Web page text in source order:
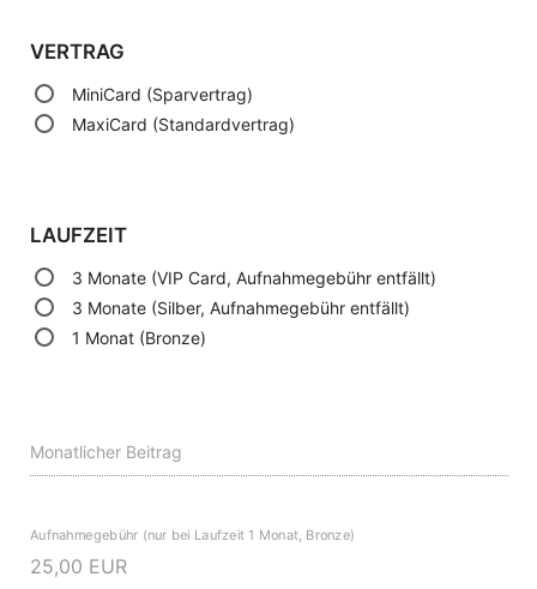
VERTRAG
MiniCard (Sparvertrag)
MaxiCard (Standardvertrag)
LAUFZEIT
3 Monate (VIP Card, Aufnahmegebühr entfällt)
3 Monate (Silber, Aufnahmegebühr entfällt)
1 Monat (Bronze)
Monatlicher Beitrag
Aufnahmegebühr (nur bei Laufzeit 1 Monat, Bronze)